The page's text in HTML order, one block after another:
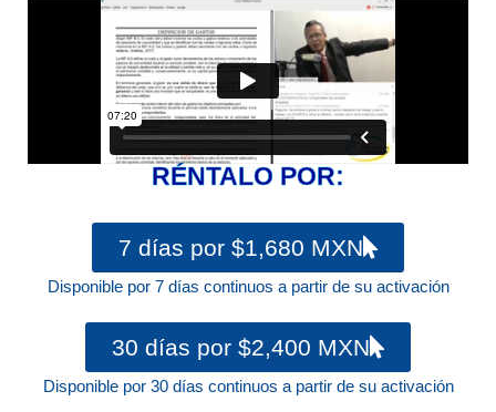
RÉNTALO POR:
7 días por $1,680 MXN
Disponible por 7 días continuos a partir de su activación
30 días por $2,400 MXN
Disponible por 30 días continuos a partir de su activación